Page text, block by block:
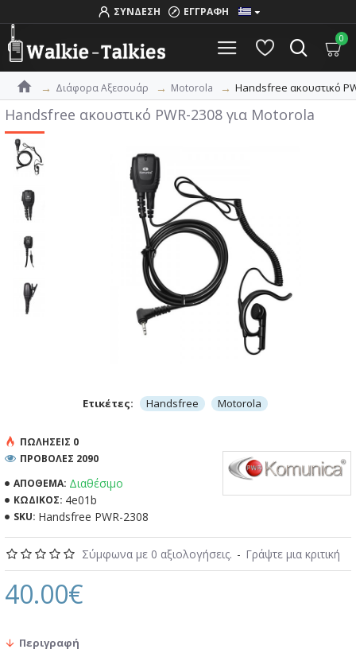
ΣΥΝΔΕΣΗ ΕΓΓΡΑΦΗ
0
Διάφορα Αξεσουάρ Motorola Handsfree ακουστικό
Handsfree ακουστικό PWR-2308 για Motorola
Ετικέτες: Handsfree Motorola
ΑΠΌΘΕΜΑ: Διαθέσιμο
ΚΩΔΙΚΌΣ: 4e01b
SKU: Handsfree PWR-2308
ΠΩΛΉΣΕΙΣ 0
ΠΡΟΒΟΛΕΣ 2090
Σύμφωνα με 0 αξιολογήσεις. - Γράψτε μια κριτική
40.00€
Περιγραφή